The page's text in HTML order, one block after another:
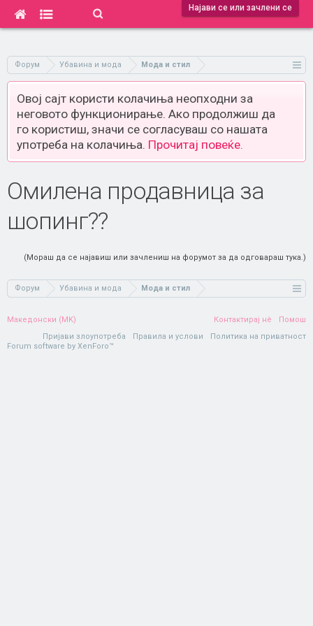
Најави се или зачлени се
Форум Убавина и мода Мода и стил
Овој сајт користи колачиња неопходни за
неговото функционирање. Ако продолжиш да
го користиш, значи се согласуваш со нашата
употреба на колачиња. Прочитај повеќе.
Омилена продавница за
шопинг??
(Мораш да се најавиш или зачлениш на форумот за да одговараш тука.)
Форум Убавина и мода Мода и стил
Македонски (MK) Контактирај нè
Помош
Пријави злоупотреба
Правила и услови
Политика на приватност
Forum software by XenForo™